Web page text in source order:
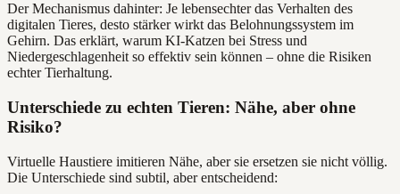
Der Mechanismus dahinter: Je lebensechter das Verhalten des
digitalen Tieres, desto stärker wirkt das Belohnungssystem im
Gehirn. Das erklärt, warum KI-Katzen bei Stress und
Niedergeschlagenheit so effektiv sein können – ohne die Risiken
echter Tierhaltung.
Unterschiede zu echten Tieren: Nähe, aber ohne
Risiko?
Virtuelle Haustiere imitieren Nähe, aber sie ersetzen sie nicht völlig.
Die Unterschiede sind subtil, aber entscheidend: